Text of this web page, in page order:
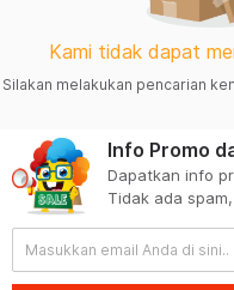
Kami tidak dapat
Silakan melakukan pencarian
Info Promo
Dapatkan info
Tidak ada